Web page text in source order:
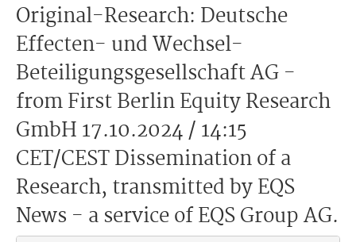
Original-Research: Deutsche
Effecten- und Wechsel-
Beteiligungsgesellschaft AG -
from First Berlin Equity Research
GmbH 17.10.2024 / 14:15
CET/CEST Dissemination of a
Research, transmitted by EQS
News - a service of EQS Group AG.